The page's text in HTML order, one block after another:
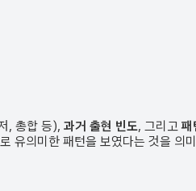
, 총합 등), 과거 출현 빈도, 그리고 패
유의미한 패턴을 보였다는 것을 의